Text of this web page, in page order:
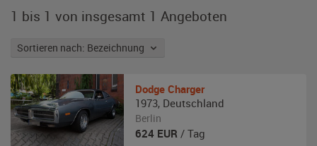
1 bis 1 von insgesamt 1 Angeboten
Sortieren nach: Bezeichnung
Dodge Charger
1973, Deutschland
Berlin
624 EUR / Tag